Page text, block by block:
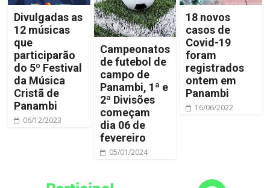
Divulgadas as
12 músicas
que
participarão
do 5º Festival
da Música
Cristã de
Panambi
06/12/2023
Campeonatos
de futebol de
campo de
Panambi, 1ª e
2ª Divisões
começam
dia 06 de
fevereiro
05/01/2024
18 novos
casos de
Covid-19
foram
registrados
ontem em
Panambi
16/06/2022